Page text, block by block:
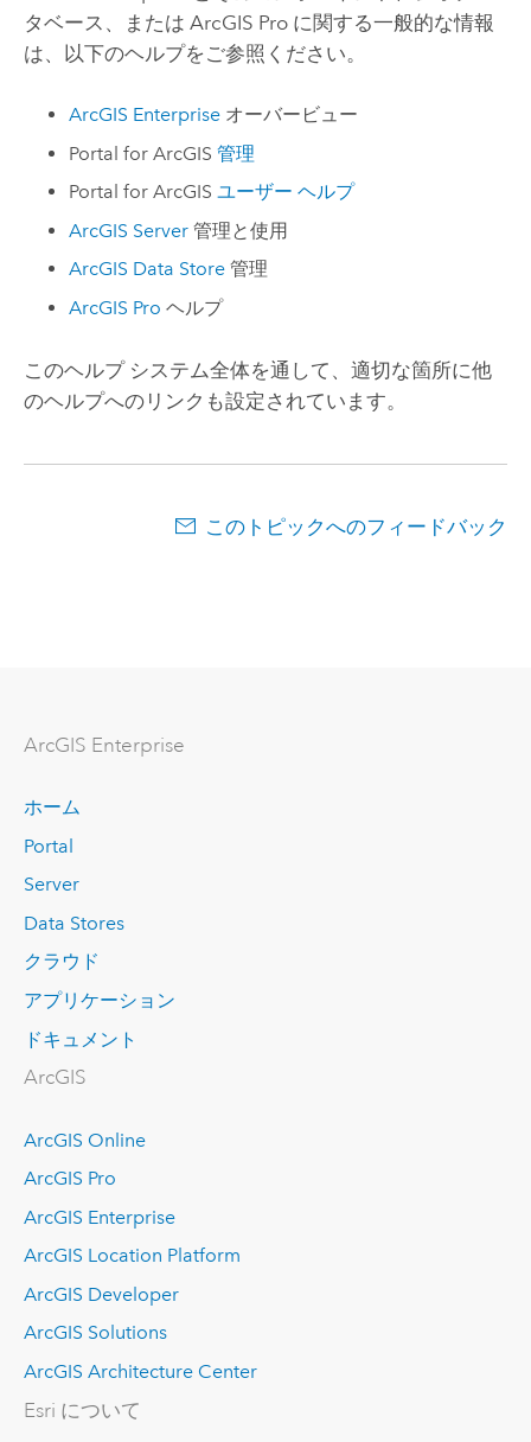
タベース、または ArcGIS Proに関する一般的な情報
は、以下のヘルプをご参照ください。
ArcGIS Enterprise オーバービュー
Portal for ArcGIS 管理
Portal for ArcGIS ユーザー ヘルプ
ArcGIS Server 管理と使用
ArcGIS Data Store 管理
ArcGIS Pro ヘルプ
このヘルプ システム全体を通して、適切な箇所に他
のヘルプへのリンクも設定されています。
このトピックへのフィードバック
ArcGIS Enterprise
ホーム
Portal
Server
Data Stores
クラウド
アプリケーション
ドキュメント
ArcGIS
ArcGIS Online
ArcGIS Pro
ArcGIS Enterprise
ArcGIS Location Platform
ArcGIS Developer
ArcGIS Solutions
ArcGIS Architecture Center
Esri について